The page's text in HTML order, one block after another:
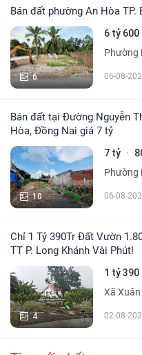
Bán đất phường An Hòa
6
6 tỷ
Phường
06-08-
Bán đất tại Đường Nguyễn Thiện Thuật, Phường An Hoà, Biên
Hòa, Đồng Nai giá 7 tỷ
10
7 tỷ ·
Phường
06-08-
Chỉ 1 Tỷ 390Tr Đất Vườn 1.800 m2, 300 ONT, Nhà Cấp 4, Cách
TT P. Long Khánh Vài Phút!
4
1 tỷ
Xã
02-08-